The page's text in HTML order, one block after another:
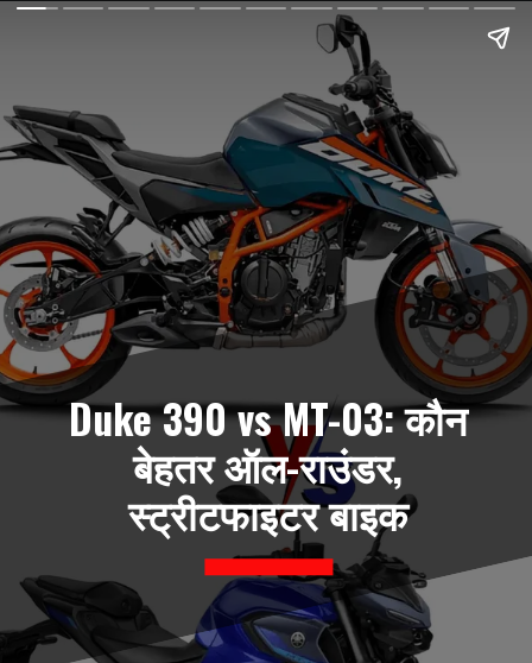
Duke 390 vs MT-03: कौन
बेहतर ऑल-राउंडर,
स्ट्रीटफाइटर बाइक